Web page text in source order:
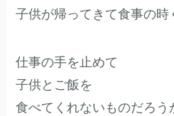
子供が帰ってきて食事の時
仕事の手を止めて
子供とご飯を
食べてくれないものだろう